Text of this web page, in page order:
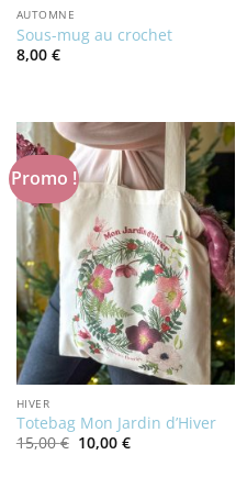
AUTOMNE
Sous-mug au crochet
8,00 €
Promo !
HIVER
Totebag Mon Jardin d’Hiver
15,00€ Le
prix
10,00 €Le